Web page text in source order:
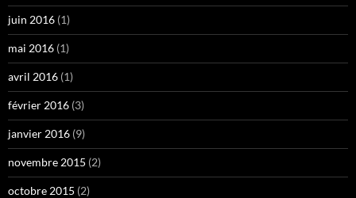
juin 2016 (1)
mai 2016 (1)
avril 2016 (1)
février 2016 (3)
janvier 2016 (9)
novembre 2015 (2)
octobre 2015 (2)